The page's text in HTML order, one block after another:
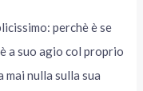
perchè è se
a suo agio col proprio
mai nulla sulla sua